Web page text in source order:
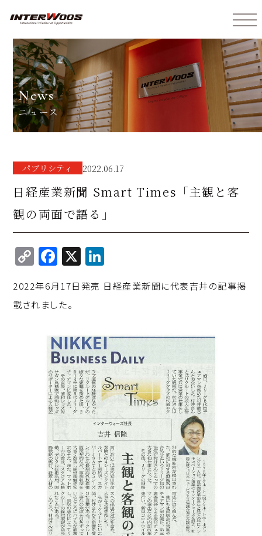
news
ニュース
パブリシティ 2022.06.17
日経産業新聞 Smart Times「主観と客
観の両面で語る」
C
o
p
y
Li
F
a
c
e
b
o
o
k
X
n
k
d
I
n
2022年6月17日発売 日経産業新聞に代表吉井の記事掲
載されました。